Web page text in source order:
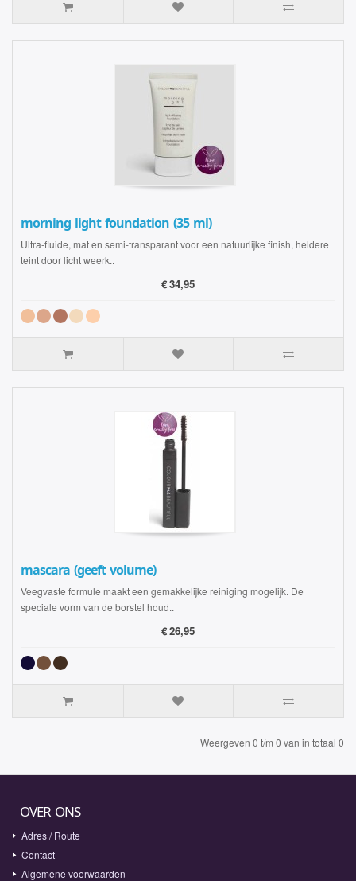
morning light foundation (35 ml)
Ultra-fluide, mat en semi-transparant voor een natuurlijke finish, heldere
teint door licht weerk..
€ 34,95
mascara (geeft volume)
Veegvaste formule maakt een gemakkelijke reiniging mogelijk. De
speciale vorm van de borstel houd..
€ 26,95
Weergeven 0 t/m 0 van in totaal 0
OVER ONS
Adres / Route
Contact
Algemene voorwaarden